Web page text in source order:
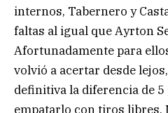
internos, Tabernero y
faltas al igual que Ayrton
Afortunadamente para
volvió a acertar desde
definitiva la diferencia de 5
empatarlo con tiros libres.